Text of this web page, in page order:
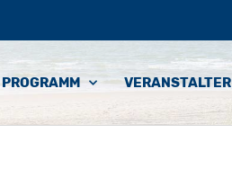
PROGRAMM VERANSTALTER